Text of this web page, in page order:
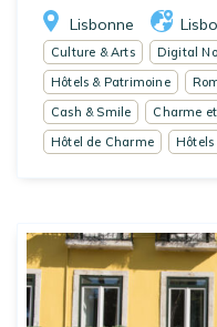
Lisbonne
Culture & Arts Digital
Hôtels & Patrimoine
Cash & Smile
Charme
Hôtel de Charme